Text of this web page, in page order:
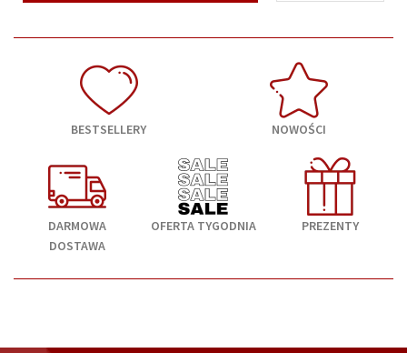
BESTSELLERY NOWOŚCI
DARMOWA
DOSTAWA
OFERTA TYGODNIA PREZENTY